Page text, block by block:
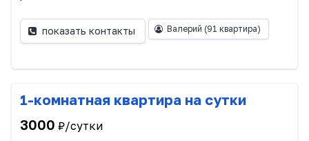
показать контакты Валерий (91 квартира)
1-комнатная квартира на сутки
3000 ₽/сутки